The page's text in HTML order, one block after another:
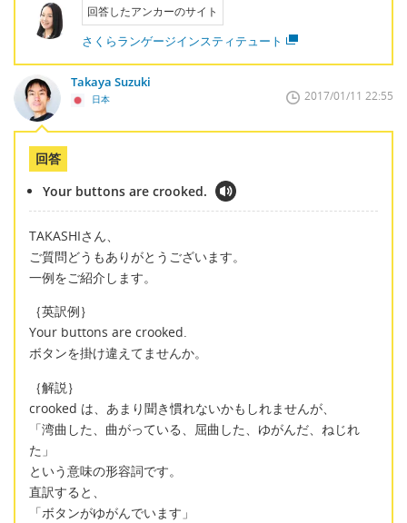
回答したアンカーのサイト
さくらランゲージインスティテュート
Takaya Suzuki
日本 2017/01/11 22:55
回答
Your buttons are crooked.
TAKASHIさん、
ご質問どうもありがとうございます。
一例をご紹介します。
｛英訳例｝
Your buttons are crooked.
ボタンを掛け違えてませんか。
｛解説｝
crooked は、あまり聞き慣れないかもしれませんが、
「湾曲した、曲がっている、屈曲した、ゆがんだ、ねじれ
た」
という意味の形容詞です。
直訳すると、
「ボタンがゆがんでいます」